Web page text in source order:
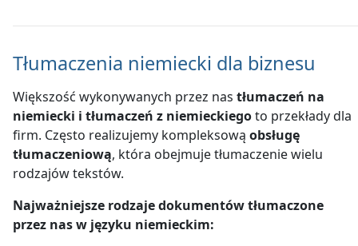
Tłumaczenia niemiecki dla biznesu
Większość wykonywanych przez nas tłumaczeń na
niemiecki i tłumaczeń z niemieckiegoto przekłady dla
firm. Często realizujemy kompleksową obsługę
tłumaczeniową, która obejmuje tłumaczenie wielu
rodzajów tekstów.
Najważniejsze rodzaje dokumentówtłumaczone
przez nasw języku niemieckim: